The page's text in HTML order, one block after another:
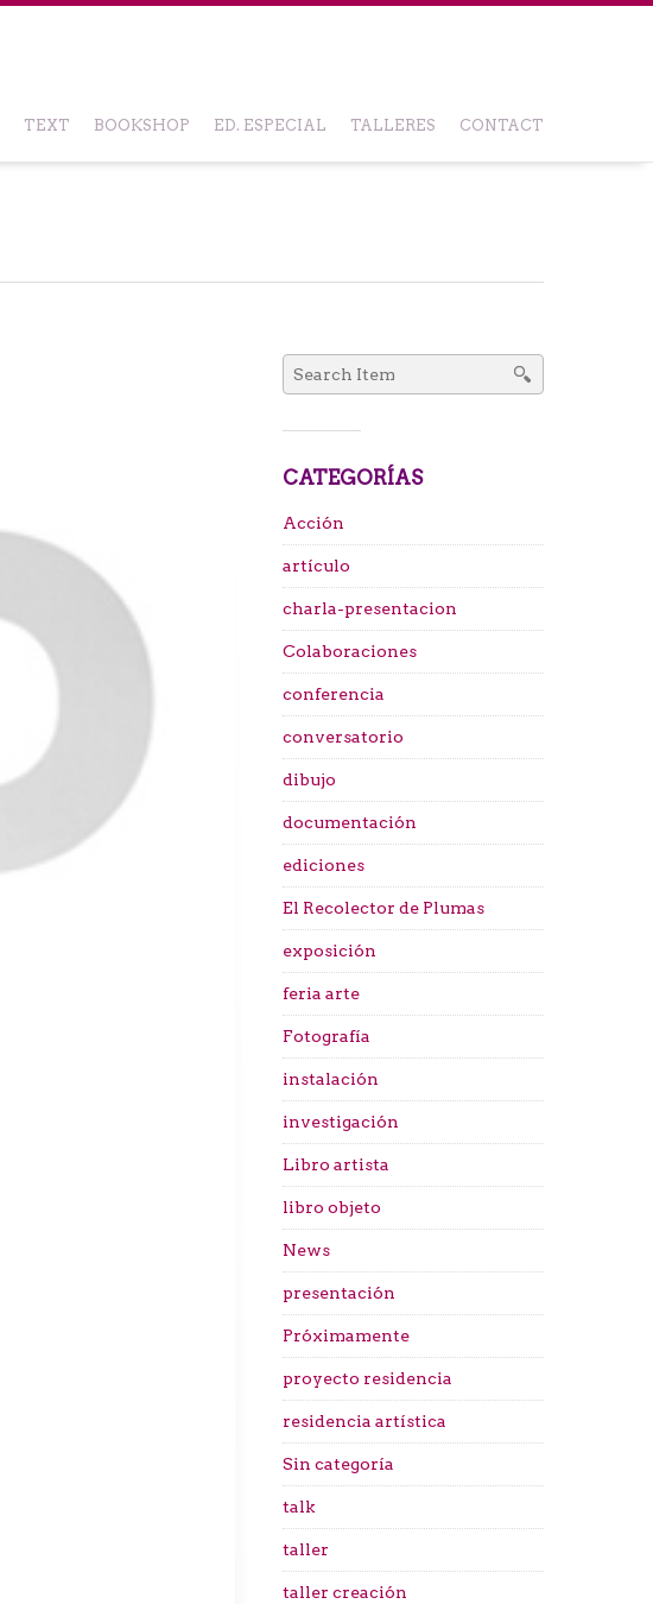
TEXT BOOKSHOP ED. ESPECIAL TALLERES CONTACT
Search
for:
CATEGORÍAS
Acción
artículo
charla-presentacion
Colaboraciones
conferencia
conversatorio
dibujo
documentación
ediciones
El Recolector de Plumas
exposición
feria arte
Fotografía
instalación
investigación
Libro artista
libro objeto
News
presentación
Próximamente
proyecto residencia
residencia artística
Sin categoría
talk
taller
taller creación